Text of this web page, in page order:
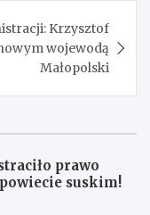
Krzysztof
wojewodą
Małopolski
prawo
suskim!